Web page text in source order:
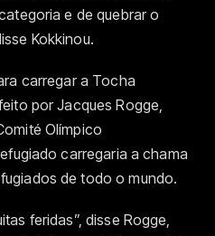
e de quebrar o
Kokkinou.
carregar a Tocha
por Jacques Rogge,
Olímpico
carregaria a chama
de todo o mundo.
feridas”, disse Rogge,